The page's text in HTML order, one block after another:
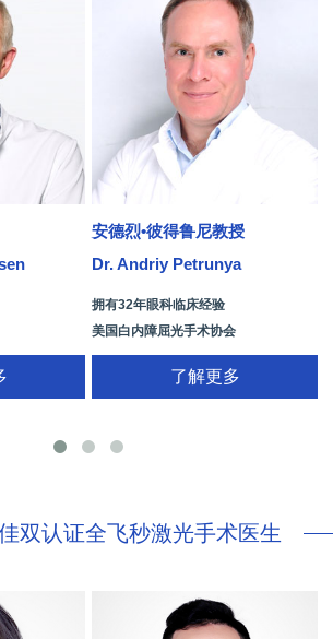
安德烈•彼得鲁尼教授
Dr. Andriy Petrunya
拥有32年眼科临床经验
美国白内障屈光手术协会
国际屈光手术协会(ISRS)
26项发明专利[青光眼手术/葡萄膜炎/斜
了解更多
双认证全飞秒激光手术医生